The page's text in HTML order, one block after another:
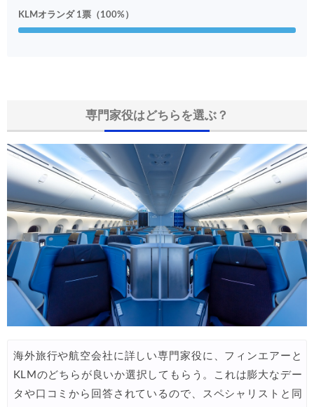
KLMオランダ 1票（100%）
専門家役はどちらを選ぶ？
海外旅行や航空会社に詳しい専門家役に、フィンエアーと
KLMのどちらが良いか選択してもらう。これは膨大なデー
タや口コミから回答されているので、スペシャリストと同